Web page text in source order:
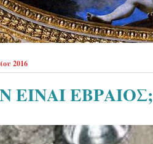
2016
ΕΙΝΑΙ ΕΒΡΑΙΟΣ;